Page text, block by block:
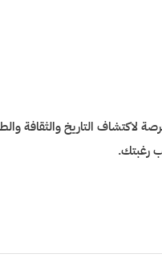
التاريخ والثقافة
رغبتك.